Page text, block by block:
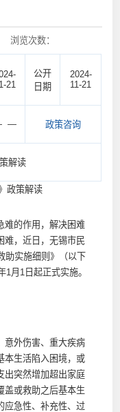
浏览次数：
21
公开
日期
2024-
11-21
— 政策咨询
解读
政策解读
的作用，解决困难
难，近日，无锡市民
助实施细则》（以下
月1日起正式实施。
外伤害、重大疾病
本生活陷入困境，或
出突然增加超出家庭
盖或救助之后基本生
应急性、补充性、过